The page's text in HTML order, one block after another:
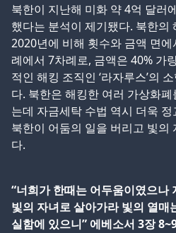
북한이 지난해 미화 약 4억 달러
했다는 분석이 제기됐다. 북한의
2020년에 비해 횟수와 금액 면
례에서 7차례로, 금액은 40% 가
적인 해킹 조직인 ‘라자루스’의
다. 북한은 해킹한 여러 가상화
는데 자금세탁 수법 역시 더욱
북한이 어둠의 일을 버리고 빛의
다.
“너희가 한때는 어두움이였으나
빛의 자녀로 살아가라 빛의 열매
실함에 있으니” 에베소서 3장